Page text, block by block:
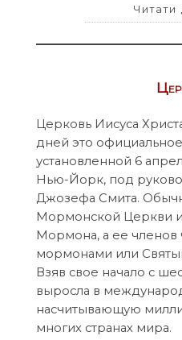
Читати
Церковь Иисуса
дней это
установленной 6
Нью-Йорк, под
Джозефа Смита.
Мормонской Церкви
Мормона, а ее членов
мормонами или
Взяв свое начало с
выросла в
насчитывающую
многих странах мира.